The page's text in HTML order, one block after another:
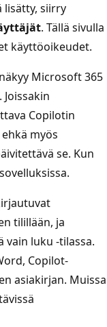
lisätty, siirry
. Tällä sivulla
käyttöoikeudet.
Microsoft 365
Copilotin
myös
se. Kun
tilillään, ja
vain luku -tilassa.
Copilot-
asiakirjan. Muissa